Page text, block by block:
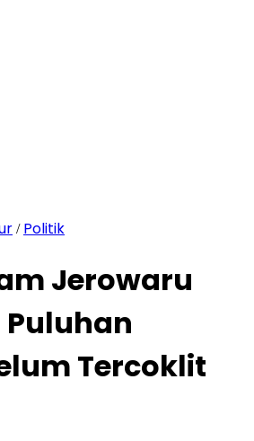
/ Politik
Jerowaru
Tercoklit